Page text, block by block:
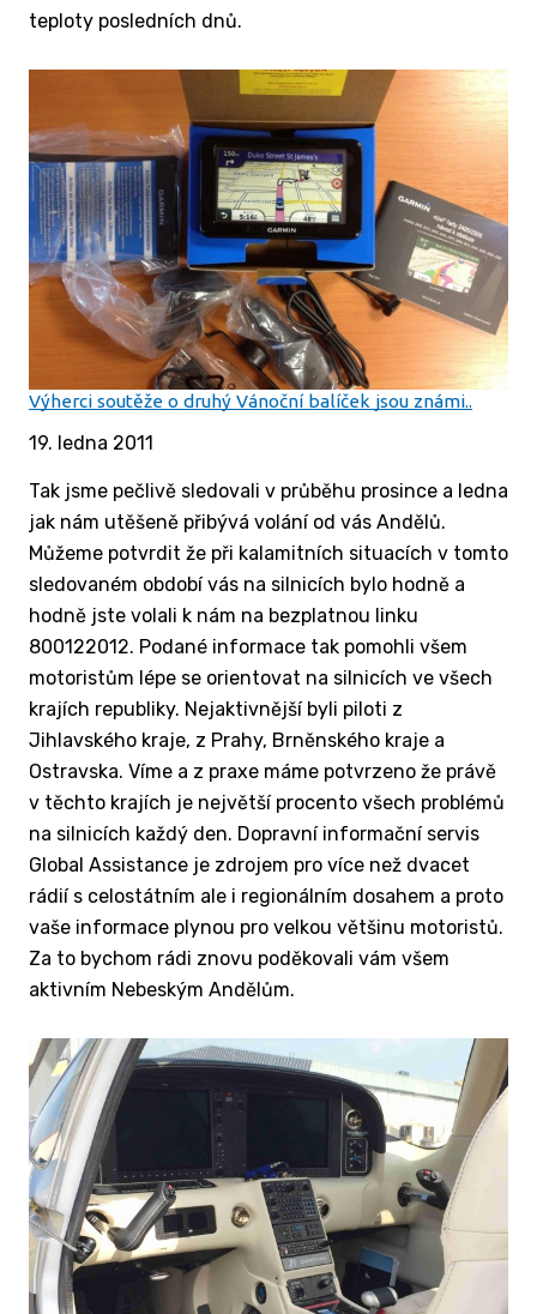
teploty posledních dnů.
Výherci soutěže o druhý Vánoční balíček jsou známi..
19. ledna 2011
Tak jsme pečlivě sledovali v průběhu prosince a ledna
jak nám utěšeně přibývá volání od vás Andělů.
Můžeme potvrdit že při kalamitních situacích v tomto
sledovaném období vás na silnicích bylo hodně a
hodně jste volali k nám na bezplatnou linku
800122012. Podané informace tak pomohli všem
motoristům lépe se orientovat na silnicích ve všech
krajích republiky. Nejaktivnější byli piloti z
Jihlavského kraje, z Prahy, Brněnského kraje a
Ostravska. Víme a z praxe máme potvrzeno že právě
v těchto krajích je největší procento všech problémů
na silnicích každý den. Dopravní informační servis
Global Assistance je zdrojem pro více než dvacet
rádií s celostátním ale i regionálním dosahem a proto
vaše informace plynou pro velkou většinu motoristů.
Za to bychom rádi znovu poděkovali vám všem
aktivním Nebeským Andělům.